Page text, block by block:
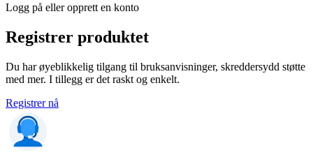
Logg på eller opprett en konto
Registrer produktet
Du har øyeblikkelig tilgang til bruksanvisninger, skreddersydd støtte
med mer. I tillegg er det raskt og enkelt.
Registrer nå